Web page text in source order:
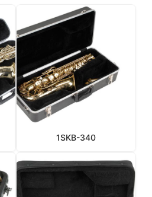
1SKB-340